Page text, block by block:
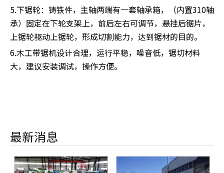
5.下锯轮：铸铁件，主轴两端有一套轴承箱，（内置310轴
承）固定在下轮支架上，前后左右可调节，悬挂后锯片，
上锯轮驱动上锯轮，形成切割能力，达到锯材的目的。
6.木工带锯机设计合理，运行平稳，噪音低，锯切材料
大，建议安装调试，操作方便。
最新消息